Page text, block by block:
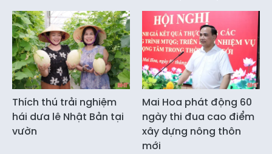
Thích thú trải nghiệm
hái dưa lê Nhật Bản tại
vườn
Mai Hoa phát động 60
ngày thi đua cao điểm
xây dựng nông thôn
mới